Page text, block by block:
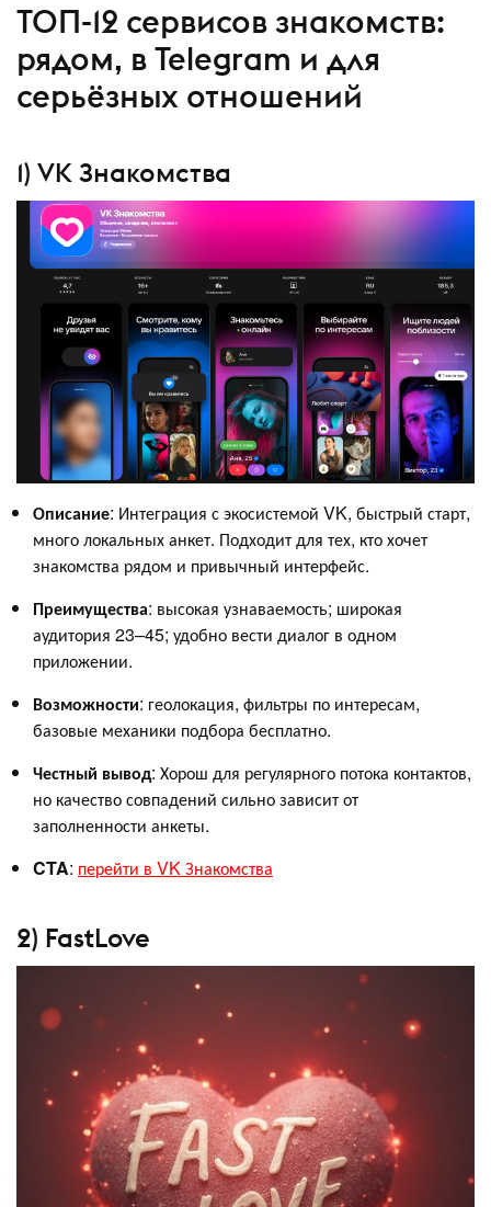
ТОП-12 сервисов знакомств:
рядом, в Telegram и для
серьёзных отношений
1) VK Знакомства
Описание: Интеграция с экосистемой VK, быстрый старт,
много локальных анкет. Подходит для тех, кто хочет
знакомства рядом и привычный интерфейс.
Преимущества: высокая узнаваемость; широкая
аудитория 23–45; удобно вести диалог в одном
приложении.
Возможности: геолокация, фильтры по интересам,
базовые механики подбора бесплатно.
Честный вывод: Хорош для регулярного потока контактов,
но качество совпадений сильно зависит от
заполненности анкеты.
CTA: перейти в VK Знакомства
2) FastLove